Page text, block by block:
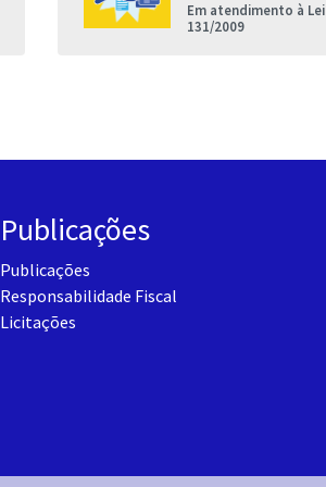
Em atendimento à Lei
131/2009
Publicações
Publicações
Responsabilidade Fiscal
Licitações